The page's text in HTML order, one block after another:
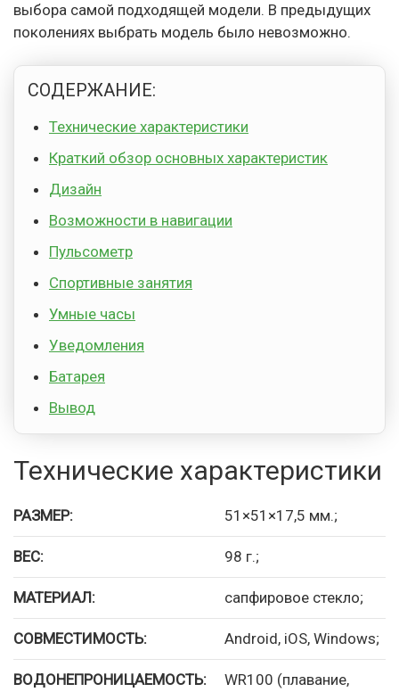
выбора самой подходящей модели. В предыдущих
поколениях выбрать модель было невозможно.
СОДЕРЖАНИЕ:
Технические характеристики
Краткий обзор основных характеристик
Дизайн
Возможности в навигации
Пульсометр
Спортивные занятия
Умные часы
Уведомления
Батарея
Вывод
Технические характеристики
РАЗМЕР: 51×51×17,5 мм.;
ВЕС: 98 г.;
МАТЕРИАЛ: сапфировое стекло;
СОВМЕСТИМОСТЬ: Android, iOS, Windows;
ВОДОНЕПРОНИЦАЕМОСТЬ:
WR100 (плавание,